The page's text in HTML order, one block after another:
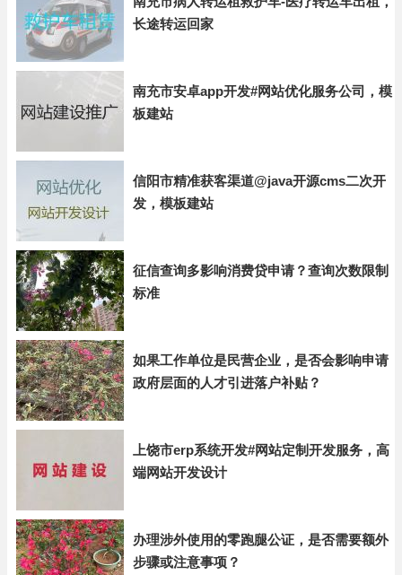
长途转运回家
南充市安卓app开发#网站优化服务公司，模
板建站
信阳市精准获客渠道@java开源cms二次开
发，模板建站
征信查询多影响消费贷申请？查询次数限制
标准
如果工作单位是民营企业，是否会影响申请
政府层面的人才引进落户补贴？
上饶市erp系统开发#网站定制开发服务，高
端网站开发设计
办理涉外使用的零跑腿公证，是否需要额外
步骤或注意事项？